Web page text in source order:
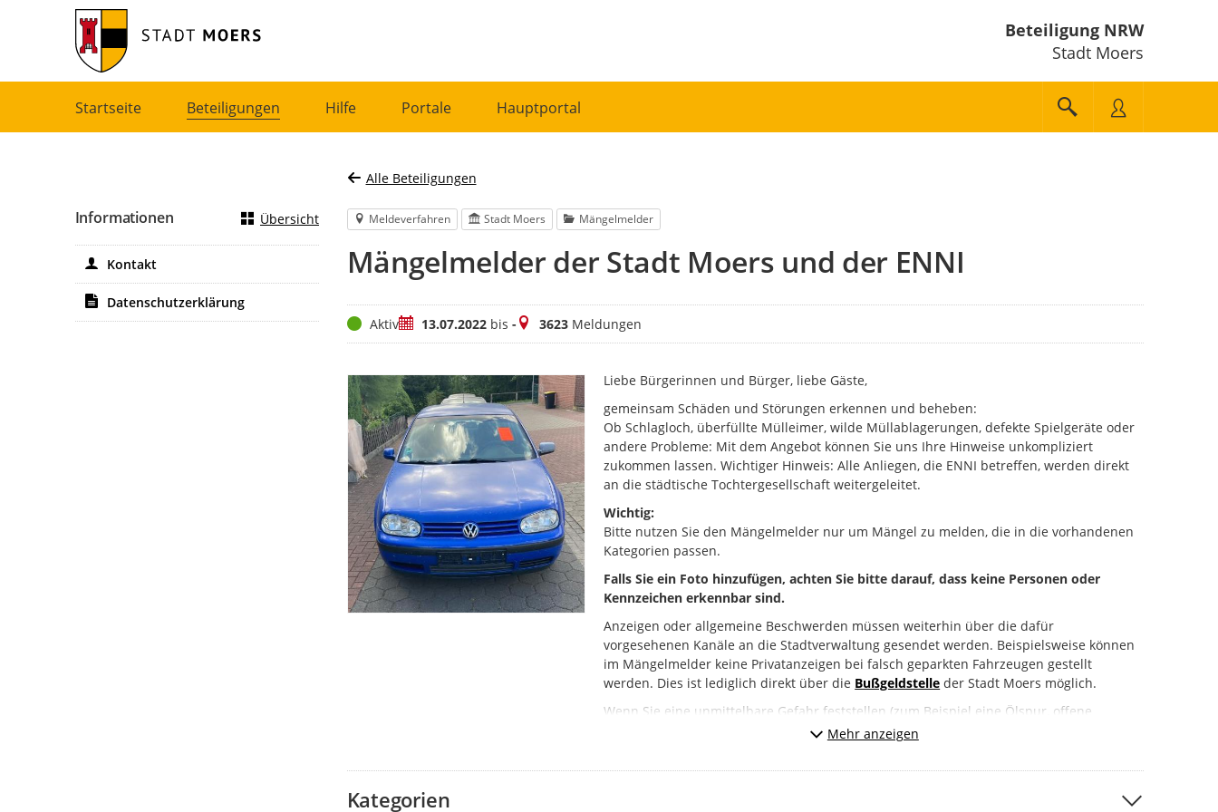
Beteiligung NRW
Stadt Moers
Startseite Beteiligungen Hilfe Portale Hauptportal
Alle Beteiligungen
Meldeverfahren Stadt Moers Mängelmelder
Mängelmelder der Stadt Moers und der ENNI
StatusAktivZeitraum
13.07.2022bis -Meldungen
3623Meldungen
Liebe Bürgerinnen und Bürger, liebe Gäste,
gemeinsam Schäden und Störungen erkennen und beheben:
Ob Schlagloch, überfüllte Mülleimer, wilde Müllablagerungen, defekte Spielgeräte oder
andere Probleme: Mit dem Angebot können Sie uns Ihre Hinweise unkompliziert
zukommen lassen. Wichtiger Hinweis: Alle Anliegen, die ENNI betreffen, werden direkt
an die städtische Tochtergesellschaft weitergeleitet.
Wichtig:
Bitte nutzen Sie den Mängelmelder nur um Mängel zu melden, die in die vorhandenen
Kategorien passen.
Falls Sie ein Foto hinzufügen, achten Sie bitte darauf, dass keine Personen oder
Kennzeichen erkennbar sind.
Anzeigen oder allgemeine Beschwerden müssen weiterhin über die dafür
vorgesehenen Kanäle an die Stadtverwaltung gesendet werden. Beispielsweise können
im Mängelmelder keine Privatanzeigen bei falsch geparkten Fahrzeugen gestellt
werden. Dies ist lediglich direkt über die Bußgeldstelle der Stadt Moers möglich.
Wenn Sie eine unmittelbare Gefahr feststellen (zum Beispiel eine Ölspur, offene
Kanalschächte oder einen Brand), melden Sie das bitte unbedingt direkt an die Polizei
So funktioniert der Mängelmelder:
Mehr anzeigen
Kategorien
Informationen Übersicht
Kontakt
Datenschutzerklärung